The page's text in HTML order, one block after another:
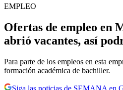
EMPLEO
Ofertas de empleo en
abrió vacantes, así
Para parte de los empleos en esta
formación académica de bachiller.
Siga las noticias de SEMANA en